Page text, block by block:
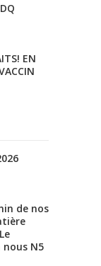
EN
de nos
N5